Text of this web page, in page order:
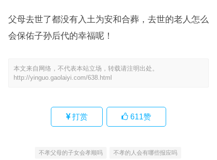
父母去世了都没有入土为安和合葬，去世的老人怎么
会保佑子孙后代的幸福呢！
本文来自网络，不代表本站立场，转载请注明出处。
http://yinguo.gaolaiyi.com/638.html
打赏 611赞
不孝父母的子女会孝顺吗 不孝的人会有哪些报应吗